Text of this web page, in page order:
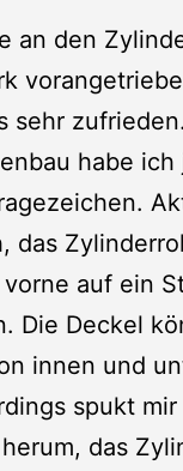
an den
sehr
habe
das
auf ein
Die Deckel
innen und
spukt
das